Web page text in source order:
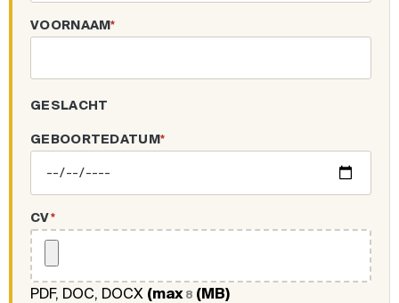
VOORNAAM*
GESLACHT
GEBOORTEDATUM*
CV*
PDF, DOC, DOCX (max 8 (MB)